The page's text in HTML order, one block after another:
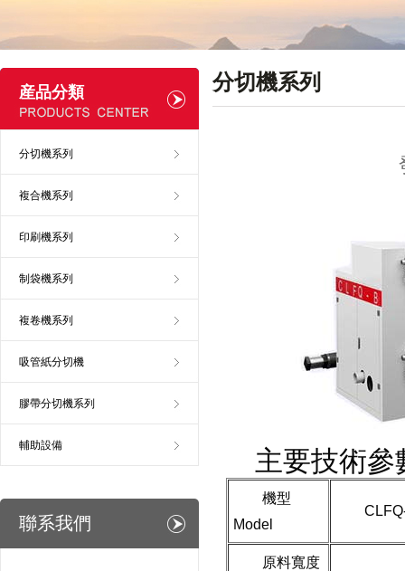
分切機系列
主要技術
機型
Model
原料寬度
産品分類
分切機系列
複合機系列
印刷機系列
制袋機系列
複卷機系列
吸管紙分切機
膠帶分切機系列
輔助設備
聯系我們